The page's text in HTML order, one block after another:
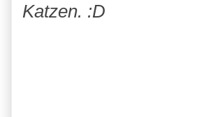
Katzen. :D